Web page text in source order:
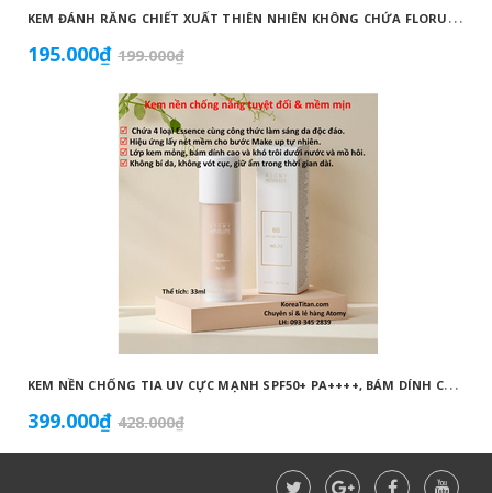
K
EM ĐÁNH RĂNG CHIẾT XUẤT THIÊN NHIÊN KHÔNG CHỨA FLORUA AN TOÀN DÀNH CHO TRẺ EM ( 50G) - ATOMY KID NATURAL TOOTHPASTE (NON FLUORIDE) - 애터미 키즈 내추럴 치약 - НАТУРАЛЬНАЯ ДЕТСКАЯ ЗУБНАЯ ПАСТА ATOMY
195.000₫ 199.000₫
K
EM NỀN CHỐNG TIA UV CỰC MẠNH SPF50+ PA++++, BÁM DÍNH CAO, KHÔNG VÓN CỤC, DƯỠNG ẨM VÀ DƯỠNG TRẮNG DA HOÀN HẢO NO.23 (MÀU BEIGE) - ATOMY BB ABSOLUTE 23 - 애터미 앱솔루트 BB - АТОМИ АБСОЛЮТ BB №23
399.000₫ 428.000₫